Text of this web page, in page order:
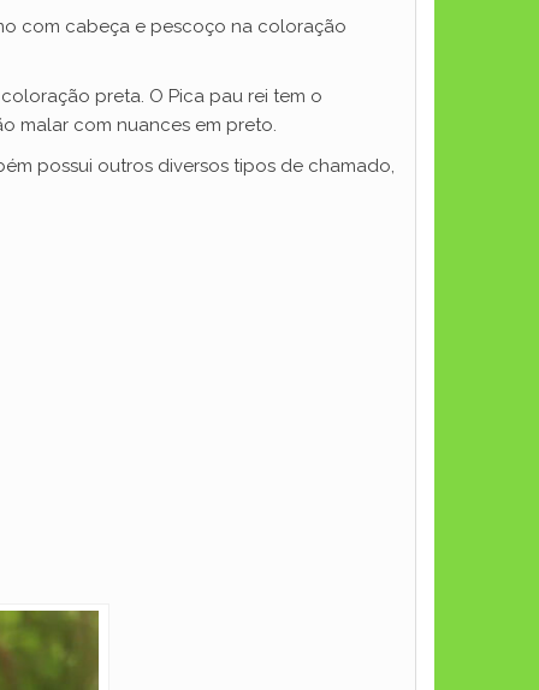
com cabeça e pescoço na coloração
preta. O Pica pau rei tem o
malar com nuances em preto.
possui outros diversos tipos de chamado,